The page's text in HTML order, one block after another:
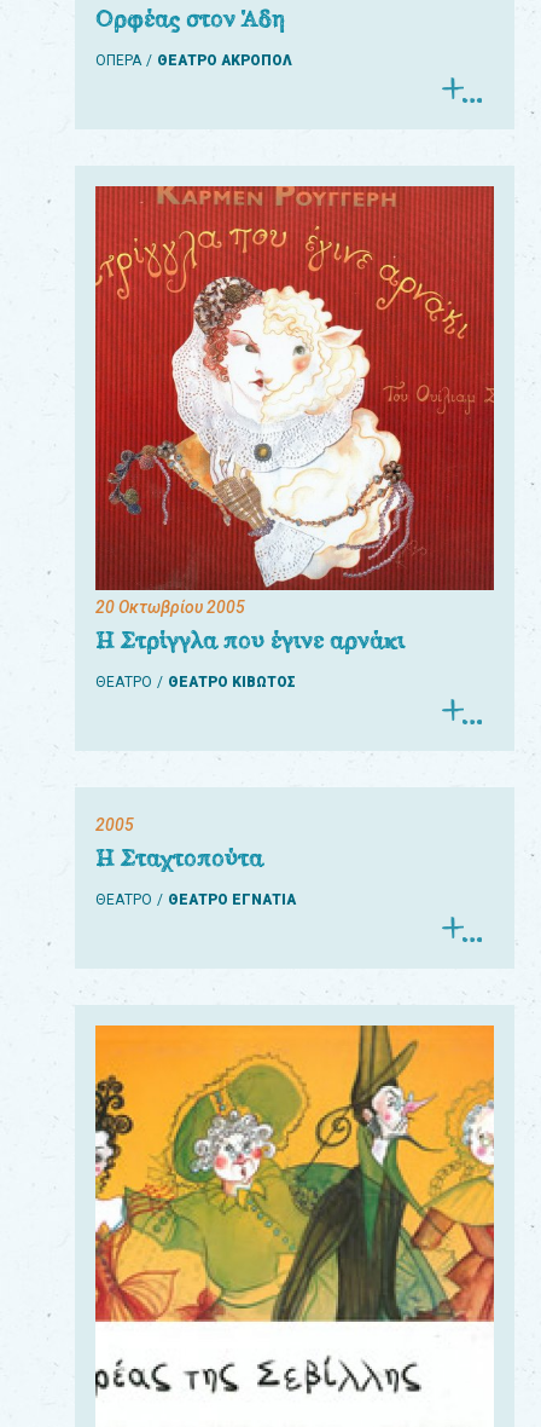
Ορφέας στον Άδη
ΟΠΕΡΑ ΘΕΑΤΡΟ ΑΚΡΟΠΟΛ
20 Οκτωβρίου 2005
Η Στρίγγλα που έγινε αρνάκι
ΘΕΑΤΡΟ ΘΕΑΤΡΟ ΚΙΒΩΤΟΣ
2005
Η Σταχτοπούτα
ΘΕΑΤΡΟ ΘΕΑΤΡΟ ΕΓΝΑΤΙΑ